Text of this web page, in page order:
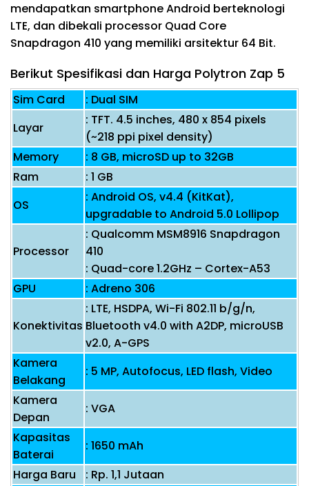
mendapatkan smartphone Android berteknologi
LTE, dan dibekali processor Quad Core
Snapdragon 410 yang memiliki arsitektur 64 Bit.
Berikut Spesifikasi dan Harga Polytron Zap 5
Sim Card
: Dual SIM
Layar
: TFT. 4.5 inches, 480 x 854 pixels
(~218 ppi pixel density)
Memory
: 8 GB, microSD up to 32GB
Ram
: 1 GB
OS
: Android OS, v4.4 (KitKat),
upgradable to Android 5.0 Lollipop
Processor
: Qualcomm MSM8916 Snapdragon
410
: Quad-core 1.2GHz – Cortex-A53
GPU
: Adreno 306
Konektivitas
: LTE, HSDPA, Wi-Fi 802.11 b/g/n,
Bluetooth v4.0 with A2DP, microUSB
v2.0, A-GPS
Kamera
Belakang
: 5 MP, Autofocus, LED flash, Video
Kamera
Depan
: VGA
Kapasitas
Baterai
: 1650 mAh
Harga Baru
: Rp. 1,1 Jutaan